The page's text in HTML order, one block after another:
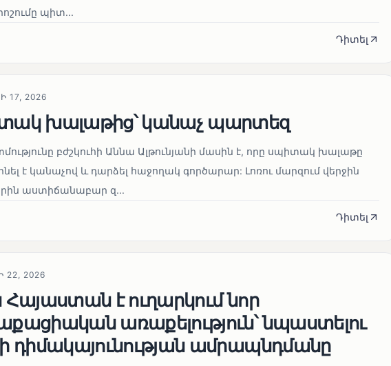
պիտ...
Դիտել
17, 2026
խալաթից՝ կանաչ պարտեզ
բժշկուհի Աննա Ալթունյանի մասին է, որը սպիտակ խալաթը
է կանաչով և դարձել հաջողակ գործարար: Լոռու մարզում վերջին
աստիճանաբար զ...
Դիտել
22, 2026
է ուղարկում նոր
առաքելություն՝ նպաստելու
դիմակայունության ամրապնդմանը